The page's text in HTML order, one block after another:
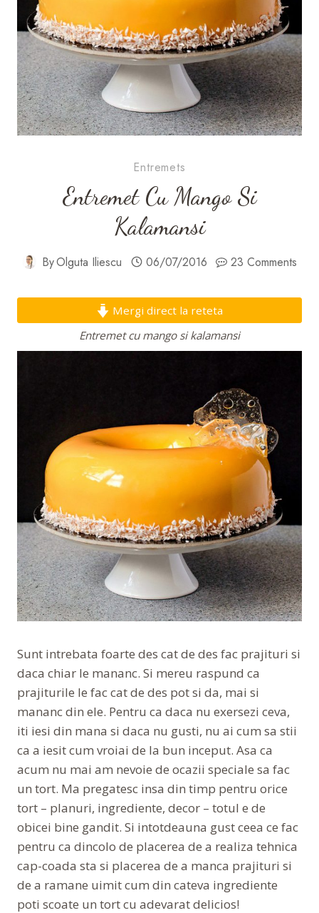
Entremets
Entremet Cu Mango Si
Kalamansi
ByOlguta Iliescu 06/07/2016 23 Comments
Mergi direct la reteta
Entremet cu mango si kalamansi
Sunt intrebata foarte des cat de des fac prajituri si
daca chiar le mananc. Si mereu raspund ca
prajiturile le fac cat de des pot si da, mai si
mananc din ele. Pentru ca daca nu exersezi ceva,
iti iesi din mana si daca nu gusti, nu ai cum sa stii
ca a iesit cum vroiai de la bun inceput. Asa ca
acum nu mai am nevoie de ocazii speciale sa fac
un tort. Ma pregatesc insa din timp pentru orice
tort – planuri, ingrediente, decor – totul e de
obicei bine gandit. Si intotdeauna gust ceea ce fac
pentru ca dincolo de placerea de a realiza tehnica
cap-coada sta si placerea de a manca prajituri si
de a ramane uimit cum din cateva ingrediente
poti scoate un tort cu adevarat delicios!